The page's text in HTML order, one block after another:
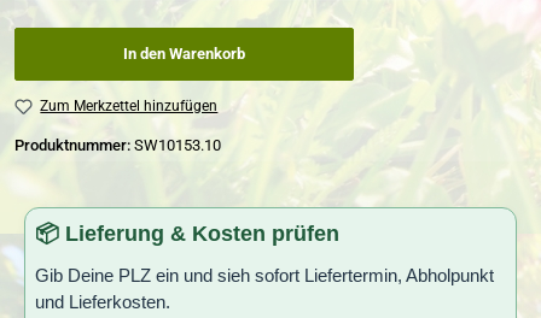
In den Warenkorb
Zum Merkzettel hinzufügen
Produktnummer: SW10153.10
📦 Lieferung & Kosten prüfen
Gib Deine PLZ ein und sieh sofort Liefertermin, Abholpunkt
und Lieferkosten.